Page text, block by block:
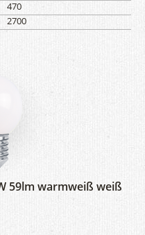
470
2700
59lm warmweiß weiß